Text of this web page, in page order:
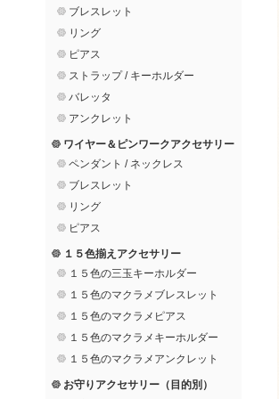
ブレスレット
リング
ピアス
ストラップ / キーホルダー
バレッタ
アンクレット
ワイヤー＆ピンワークアクセサリー
ペンダント / ネックレス
ブレスレット
リング
ピアス
１５色揃えアクセサリー
１５色の三玉キーホルダー
１５色のマクラメブレスレット
１５色のマクラメピアス
１５色のマクラメキーホルダー
１５色のマクラメアンクレット
お守りアクセサリー（目的別）